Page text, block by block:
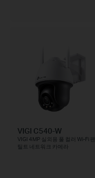
VIGI C540-W
VIGI 4MP 실외용 풀 컬러 Wi-Fi 팬
틸트 네트워크 카메라